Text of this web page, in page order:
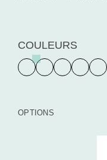
COULEURS
OPTIONS